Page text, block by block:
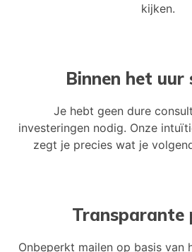
kijken.
Binnen het
Je hebt geen dure
investeringen nodig. Onze
zegt je precies wat je
Transparante
Onbeperkt mailen op basis van